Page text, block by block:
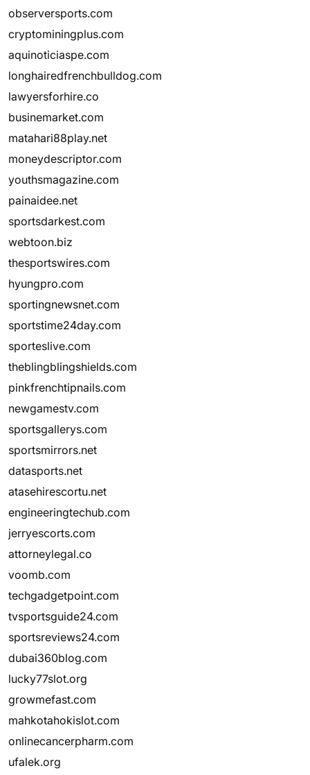
observersports.com
cryptominingplus.com
aquinoticiaspe.com
longhairedfrenchbulldog.com
lawyersforhire.co
businemarket.com
matahari88play.net
moneydescriptor.com
youthsmagazine.com
painaidee.net
sportsdarkest.com
webtoon.biz
thesportswires.com
hyungpro.com
sportingnewsnet.com
sportstime24day.com
sporteslive.com
theblingblingshields.com
pinkfrenchtipnails.com
newgamestv.com
sportsgallerys.com
sportsmirrors.net
datasports.net
atasehirescortu.net
engineeringtechub.com
jerryescorts.com
attorneylegal.co
voomb.com
techgadgetpoint.com
tvsportsguide24.com
sportsreviews24.com
dubai360blog.com
lucky77slot.org
growmefast.com
mahkotahokislot.com
onlinecancerpharm.com
ufalek.org